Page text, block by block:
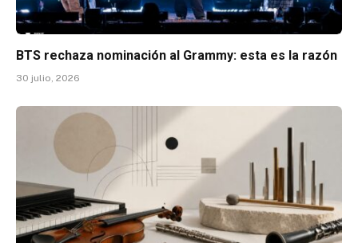
BTS rechaza nominación al Grammy: esta es la razón
30 julio, 2026